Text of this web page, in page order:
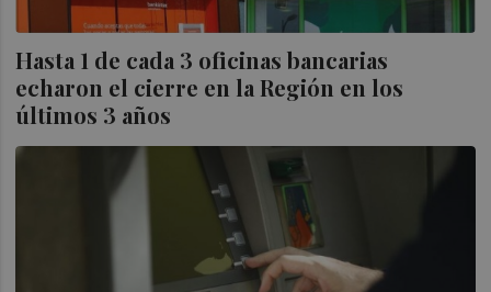
Hasta 1 de cada 3 oficinas bancarias
echaron el cierre en la Región en los
últimos 3 años